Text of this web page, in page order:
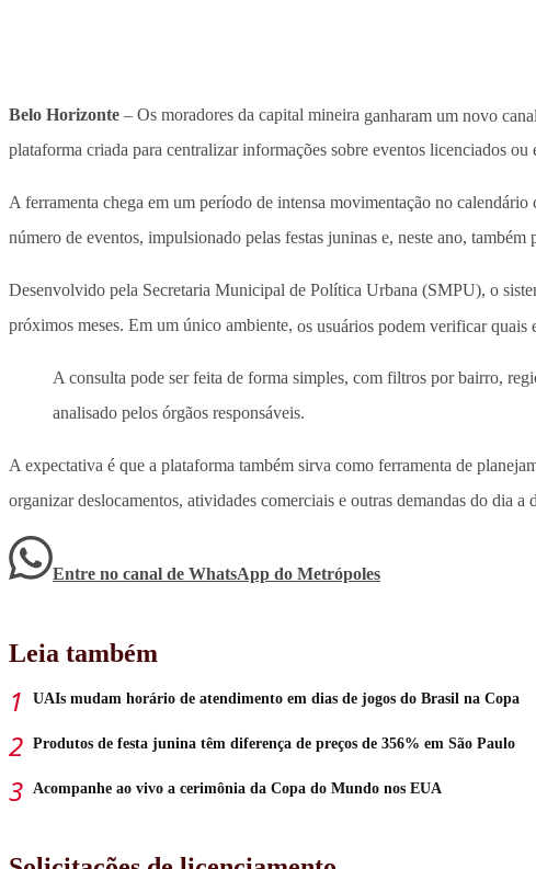
Belo Horizonte – Os moradores da capital mineira ganharam um novo
plataforma criada para centralizar informações sobre eventos licenciados ou
A ferramenta chega em um período de intensa movimentação no
número de eventos, impulsionado pelas festas juninas e, neste ano, também
Desenvolvido pela Secretaria Municipal de Política Urbana (SMPU), o
próximos meses. Em um único ambiente, os usuários podem verificar quais
A consulta pode ser feita de forma simples, com filtros por bairro,
analisado pelos órgãos responsáveis.
A expectativa é que a plataforma também sirva como ferramenta de
organizar deslocamentos, atividades comerciais e outras demandas do dia a
Entre no canal de WhatsApp do Metrópoles
Leia também
UAIs mudam horário de atendimento em dias de jogos do Brasil na Copa
Produtos de festa junina têm diferença de preços de 356% em São Paulo
Acompanhe ao vivo a cerimônia da Copa do Mundo nos EUA